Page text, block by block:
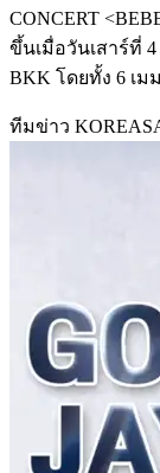
CONCERT
ขึ้นเมื่อวันเสาร์ที่
BKK โดยทั้ง 6 เม
ทีมข่าว